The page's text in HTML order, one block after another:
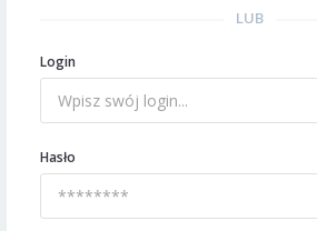
LUB
Login
Hasło